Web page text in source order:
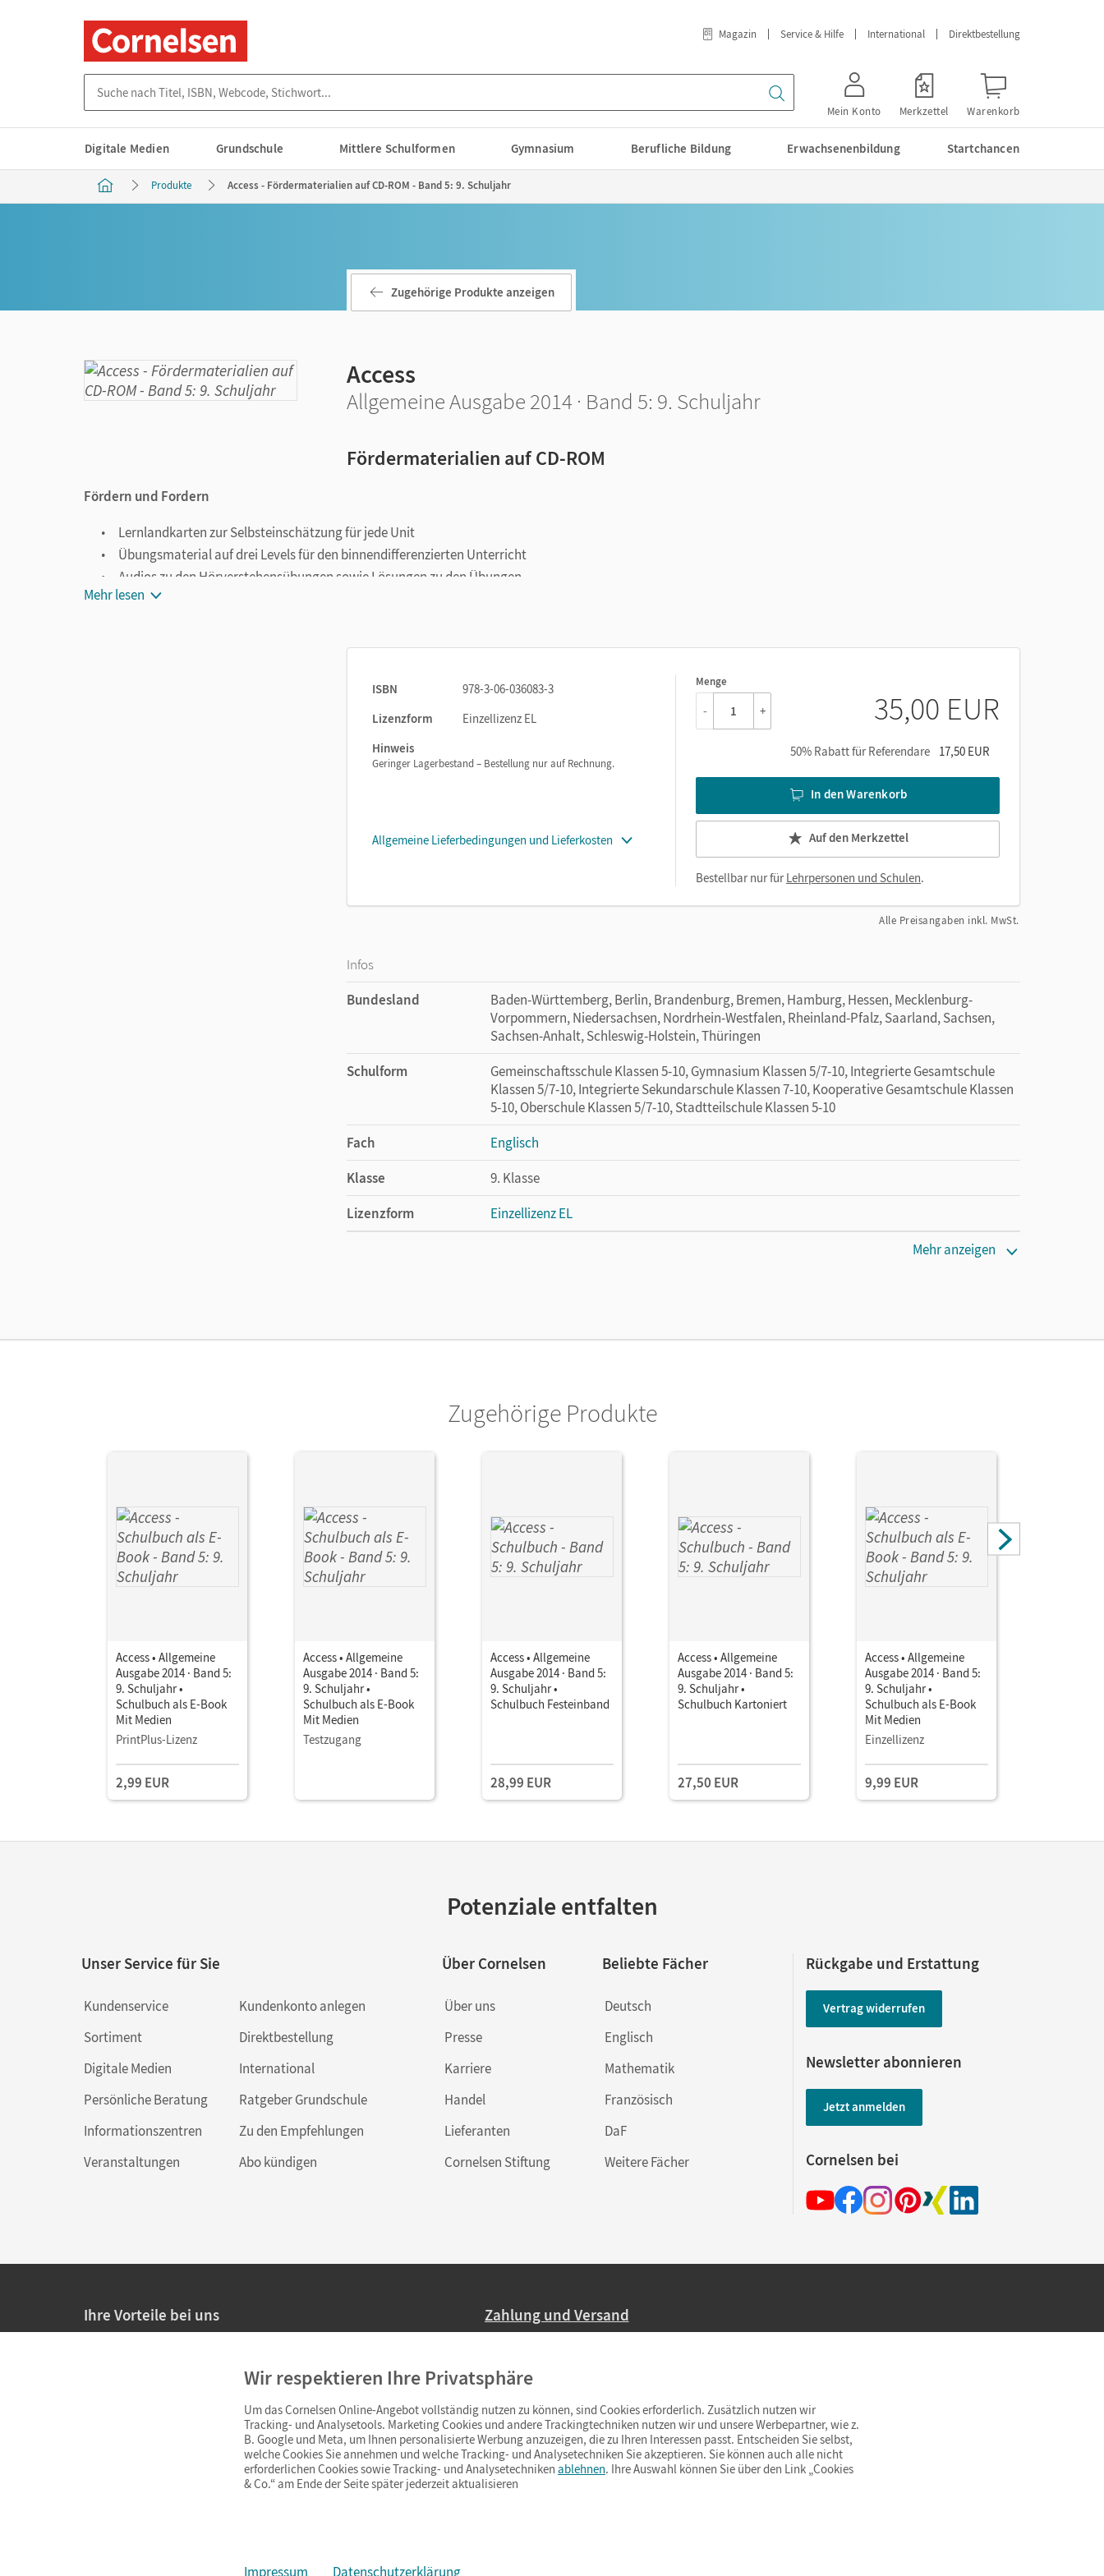
Magazin Service & Hilfe International Direktbestellung
Mein Konto Merkzettel Warenkorb
Digitale Medien Grundschule Mittlere Schulformen Gymnasium Berufliche Bildung Erwachsenenbildung Startchancen
Produkte Access - Fördermaterialien auf CD-ROM - Band 5: 9. Schuljahr
Zugehörige Produkte anzeigen
Access
Allgemeine Ausgabe 2014 · Band 5: 9. Schuljahr
Fördermaterialien auf CD-ROM
Fördern und Fordern
Lernlandkarten zur Selbsteinschätzung für jede Unit
Übungsmaterial auf drei Levels für den binnendifferenzierten Unterricht
Audios zu den Hörverstehensübungen sowie Lösungen zu den Übungen
Mehr lesen
ISBN
978-3-06-036083-3
Lizenzform
Einzellizenz EL
Hinweis
Geringer Lagerbestand – Bestellung nur auf Rechnung.
Allgemeine Lieferbedingungen und Lieferkosten
Menge
1
- + 35,00 EUR
50% Rabatt für Referendare 17,50 EUR
In den Warenkorb
Auf den Merkzettel
Bestellbar nur fürLehrpersonen und Schulen.
Alle Preisangaben inkl. MwSt.
Infos
Bundesland
Baden-Württemberg, Berlin, Brandenburg, Bremen, Hamburg, Hessen, Mecklenburg-
Vorpommern, Niedersachsen, Nordrhein-Westfalen, Rheinland-Pfalz, Saarland, Sachsen,
Sachsen-Anhalt, Schleswig-Holstein, Thüringen
Schulform
Gemeinschaftsschule Klassen 5-10, Gymnasium Klassen 5/7-10, Integrierte Gesamtschule
Klassen 5/7-10, Integrierte Sekundarschule Klassen 7-10, Kooperative Gesamtschule Klassen
5-10, Oberschule Klassen 5/7-10, Stadtteilschule Klassen 5-10
Fach
Englisch
Klasse
9. Klasse
Lizenzform
Einzellizenz EL
Mehr anzeigen
Zugehörige Produkte
Access • Allgemeine
Ausgabe 2014 · Band 5:
9. Schuljahr •
Schulbuch als E-Book
Mit Medien
PrintPlus-Lizenz
2,99 EUR
Access • Allgemeine
Ausgabe 2014 · Band 5:
9. Schuljahr •
Schulbuch als E-Book
Mit Medien
Testzugang
Access • Allgemeine
Ausgabe 2014 · Band 5:
9. Schuljahr •
Schulbuch Festeinband
28,99 EUR
Access • Allgemeine
Ausgabe 2014 · Band 5:
9. Schuljahr •
Schulbuch Kartoniert
27,50 EUR
Access • Allgemeine
Ausgabe 2014 · Band 5:
9. Schuljahr •
Schulbuch als E-Book
Mit Medien
Einzellizenz
9,99 EUR
Potenziale entfalten
Unser Service für Sie
Kundenservice
Sortiment
Digitale Medien
Persönliche Beratung
Informationszentren
Veranstaltungen
Kundenkonto anlegen
Direktbestellung
International
Ratgeber Grundschule
Zu den Empfehlungen
Abo kündigen
Über Cornelsen
Über uns
Presse
Karriere
Handel
Lieferanten
Cornelsen Stiftung
Beliebte Fächer
Deutsch
Englisch
Mathematik
Französisch
DaF
Weitere Fächer
Rückgabe und Erstattung
Vertrag widerrufen
Newsletter abonnieren
Jetzt anmelden
Cornelsen bei
Ihre Vorteile bei uns
Persönliche Angebote für Lehrkräfte
Sicheres Einkaufen mit SSL-Verschlüsselung
Widerrufsfristvon 4 Wochen
Schnelle und einfache Retourenabwicklung
Zahlung und Versand
Ab 59,– EUR Bestellwert liefern wir versandkostenfrei innerhalb Deutschlands
(Lieferung in 3–6 Tagen).
Wir respektieren Ihre Privatsphäre
Um das Cornelsen Online-Angebot vollständig nutzen zu können, sind Cookies erforderlich. Zusätzlich nutzen wir
Tracking- und Analysetools. Marketing Cookies und andere Trackingtechniken nutzen wir und unsere Werbepartner, wie z.
B. Google und Meta, um Ihnen personalisierte Werbung anzuzeigen, die zu Ihren Interessen passt. Entscheiden Sie selbst,
welche Cookies Sie annehmen und welche Tracking- und Analysetechniken Sie akzeptieren. Sie können auch alle nicht
erforderlichen Cookies sowie Tracking- und Analysetechniken ablehnen. Ihre Auswahl können Sie über den Link „Cookies
& Co.“ am Ende der Seite später jederzeit aktualisieren
Impressum Datenschutzerklärung